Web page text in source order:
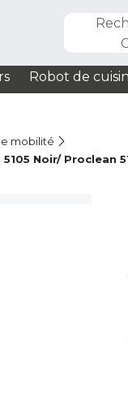
Robot de
mobilité
Noir/ Proclean